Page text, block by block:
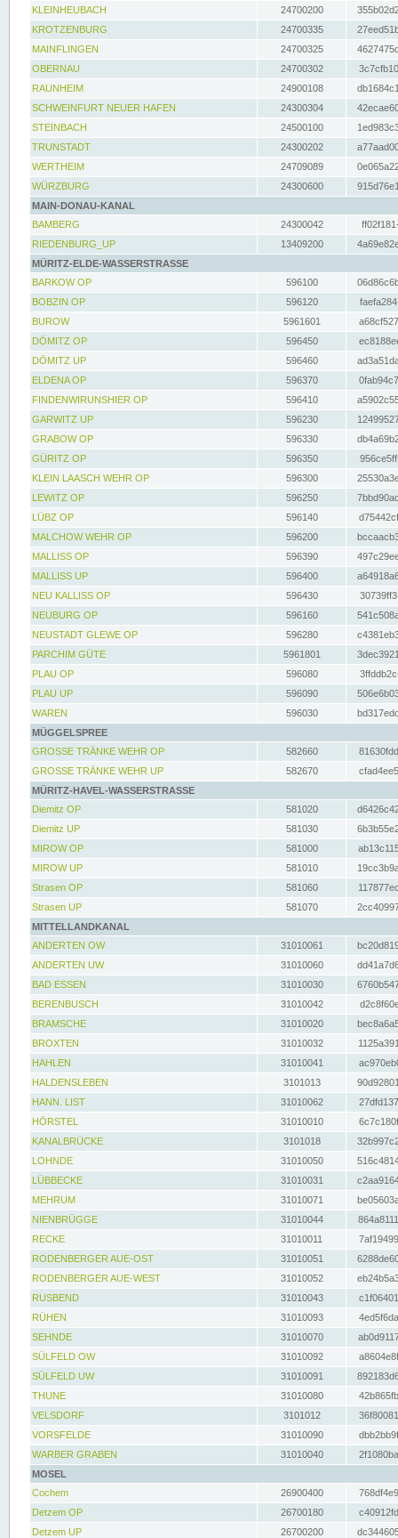
KLEINHEUBACH 24700200
KROTZENBURG
24700335
MAINFLINGEN
24700325
OBERNAU
24700302
RAUNHEIM
24900108
SCHWEINFURT NEUER HAFEN
24300304
STEINBACH
24500100
TRUNSTADT
24300202
WERTHEIM
24709089
WÜRZBURG
24300600
MAIN-DONAU-KANAL
BAMBERG
24300042
RIEDENBURG_UP
13409200
MÜRITZ-ELDE-WASSERSTRASSE
BARKOW OP
596100
BOBZIN OP
596120
BUROW
5961601
DÖMITZ OP
596450
DÖMITZ UP
596460
ELDENA OP
596370
FINDENWIRUNSHIER OP
596410
GARWITZ UP
596230
GRABOW OP
596330
GÜRITZ OP
596350
KLEIN LAASCH WEHR OP
596300
LEWITZ OP
596250
LÜBZ OP
596140
MALCHOW WEHR OP
596200
MALLISS OP
596390
MALLISS UP
596400
NEU KALLISS OP
596430
NEUBURG OP
596160
NEUSTADT GLEWE OP
596280
PARCHIM GÜTE
5961801
PLAU OP
596080
PLAU UP
596090
WAREN
596030
MÜGGELSPREE
GROSSE TRÄNKE WEHR OP
582660
GROSSE TRÄNKE WEHR UP
582670
MÜRITZ-HAVEL-WASSERSTRASSE
Diemitz OP
581020
Diemitz UP
581030
MIROW OP
581000
MIROW UP
581010
Strasen OP
581060
Strasen UP
581070
MITTELLANDKANAL
ANDERTEN OW
31010061
ANDERTEN UW
31010060
BAD ESSEN
31010030
BERENBUSCH
31010042
BRAMSCHE
31010020
BROXTEN
31010032
HAHLEN
31010041
HALDENSLEBEN
3101013
HANN. LIST
31010062
HÖRSTEL
31010010
KANALBRÜCKE
3101018
LOHNDE
31010050
LÜBBECKE
31010031
MEHRUM
31010071
NIENBRÜGGE
31010044
RECKE
31010011
RODENBERGER AUE-OST
31010051
RODENBERGER AUE-WEST
31010052
RUSBEND
31010043
RÜHEN
31010093
SEHNDE
31010070
SÜLFELD OW
31010092
SÜLFELD UW
31010091
THUNE
31010080
VELSDORF
3101012
VORSFELDE
31010090
WARBER GRABEN
31010040
MOSEL
Cochem
26900400
Detzem OP
26700180
Detzem UP
26700200